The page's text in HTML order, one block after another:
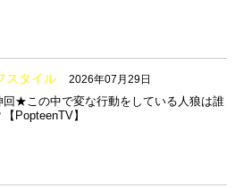
スタイル 2026年07月29日
回★この中で変な行動をしている人狼は誰
PopteenTV】